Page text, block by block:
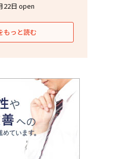
22日 open
もっと読む